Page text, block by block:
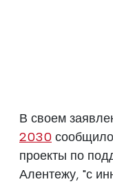
В своем
2030
проекты по
Алентежу, "с